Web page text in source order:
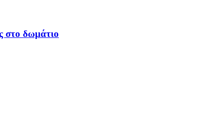
στο δωμάτιο